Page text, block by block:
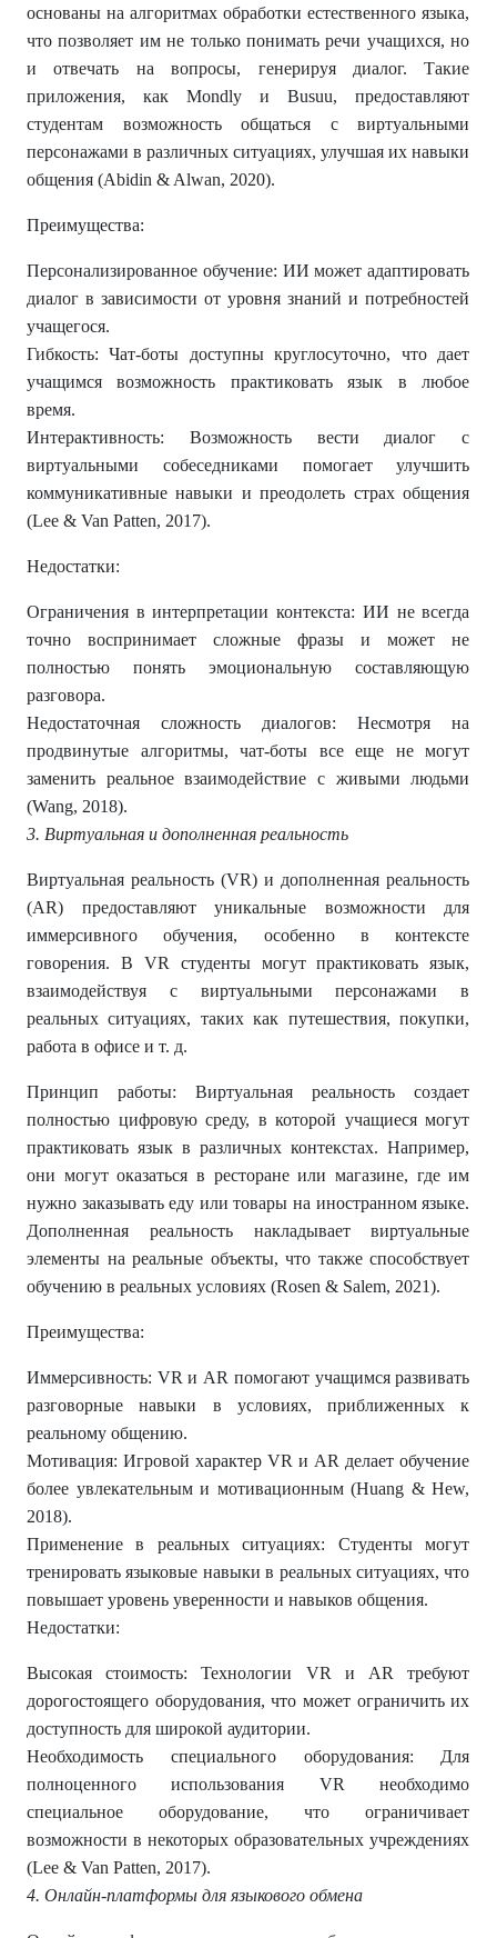
основаны на алгоритмах обработки естественного языка,
что позволяет им не только понимать речи учащихся, но
и отвечать на вопросы, генерируя диалог. Такие
приложения, как Mondly и Busuu, предоставляют
студентам возможность общаться с виртуальными
персонажами в различных ситуациях, улучшая их навыки
общения (Abidin & Alwan, 2020).
Преимущества:
Персонализированное обучение: ИИ может адаптировать
диалог в зависимости от уровня знаний и потребностей
учащегося.
Гибкость: Чат-боты доступны круглосуточно, что дает
учащимся возможность практиковать язык в любое
время.
Интерактивность: Возможность вести диалог с
виртуальными собеседниками помогает улучшить
коммуникативные навыки и преодолеть страх общения
(Lee & Van Patten, 2017).
Недостатки:
Ограничения в интерпретации контекста: ИИ не всегда
точно воспринимает сложные фразы и может не
полностью понять эмоциональную составляющую
разговора.
Недостаточная сложность диалогов: Несмотря на
продвинутые алгоритмы, чат-боты все еще не могут
заменить реальное взаимодействие с живыми людьми
(Wang, 2018).
3. Виртуальная и дополненная реальность
Виртуальная реальность (VR) и дополненная реальность
(AR) предоставляют уникальные возможности для
иммерсивного обучения, особенно в контексте
говорения. В VR студенты могут практиковать язык,
взаимодействуя с виртуальными персонажами в
реальных ситуациях, таких как путешествия, покупки,
работа в офисе и т. д.
Принцип работы: Виртуальная реальность создает
полностью цифровую среду, в которой учащиеся могут
практиковать язык в различных контекстах. Например,
они могут оказаться в ресторане или магазине, где им
нужно заказывать еду или товары на иностранном языке.
Дополненная реальность накладывает виртуальные
элементы на реальные объекты, что также способствует
обучению в реальных условиях (Rosen & Salem, 2021).
Преимущества:
Иммерсивность: VR и AR помогают учащимся развивать
разговорные навыки в условиях, приближенных к
реальному общению.
Мотивация: Игровой характер VR и AR делает обучение
более увлекательным и мотивационным (Huang & Hew,
2018).
Применение в реальных ситуациях: Студенты могут
тренировать языковые навыки в реальных ситуациях, что
повышает уровень уверенности и навыков общения.
Недостатки:
Высокая стоимость: Технологии VR и AR требуют
дорогостоящего оборудования, что может ограничить их
доступность для широкой аудитории.
Необходимость специального оборудования: Для
полноценного использования VR необходимо
специальное оборудование, что ограничивает
возможности в некоторых образовательных учреждениях
(Lee & Van Patten, 2017).
4. Онлайн-платформы для языкового обмена